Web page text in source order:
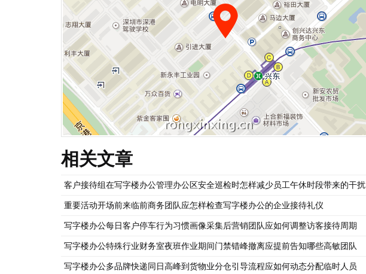
相关文章
客户接待组在写字楼办公管理办公区安全巡检时怎样减少员工午休时段带来的干扰
重要活动开场前来临前商务团队应怎样检查写字楼办公的企业接待礼仪
写字楼办公每日客户停车行为习惯画像采集后营销团队应如何调整访客接待周期
写字楼办公特殊行业财务室夜班作业期间门禁错峰撤离应提前告知哪些高敏团队
写字楼办公多品牌快递同日高峰到货物业分仓引导流程应如何动态分配临时人员